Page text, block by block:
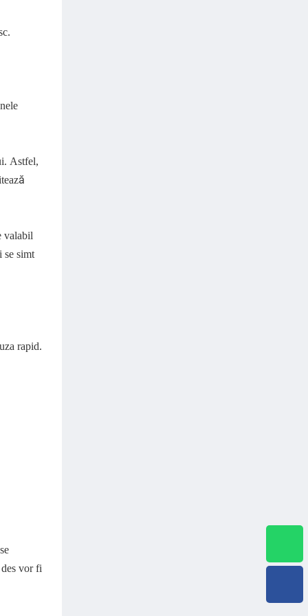
Astfel,
valabil
se simt
rapid.
vor fi